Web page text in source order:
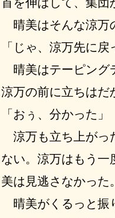
晴美はそんな涼万
「じゃ、涼万先に
晴美はテーピング
涼万の前に立ちはだ
「おぅ、分かった」
涼万も立ち上がっ
ない。涼万はもう一
美は見逃さなかった。
晴美がくるっと振